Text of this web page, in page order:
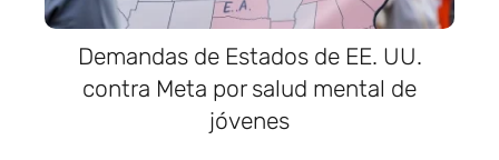
Demandas de Estados de EE. UU.
contra Meta por salud mental de
jóvenes